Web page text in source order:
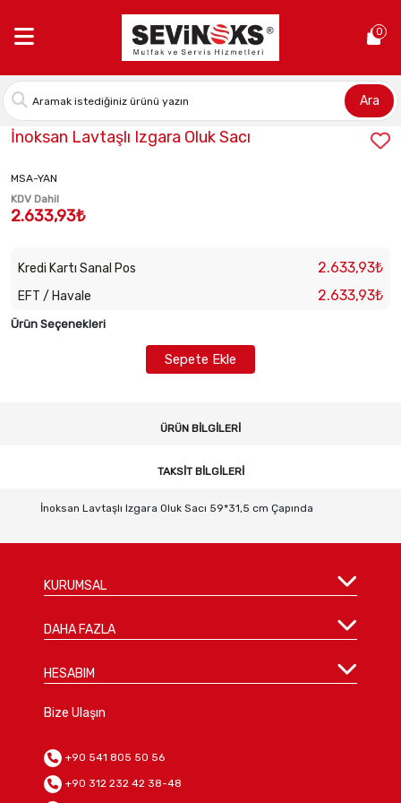
0
Ara
Stok Kodu:2028120206
İnoksan Lavtaşlı Izgara Oluk Sacı
MSA-YAN
KDV Dahil
2.633,93₺
Kredi Kartı Sanal Pos 2.633,93₺
EFT / Havale 2.633,93₺
Ürün Seçenekleri
Sepete Ekle
ÜRÜN BILGILERI
TAKSIT BILGILERI
İnoksan Lavtaşlı Izgara Oluk Sacı 59*31,5 cm Çapında
KURUMSAL
DAHA FAZLA
HESABIM
Bize Ulaşın
+90 541 805 50 56
+90 312 232 42 38-48